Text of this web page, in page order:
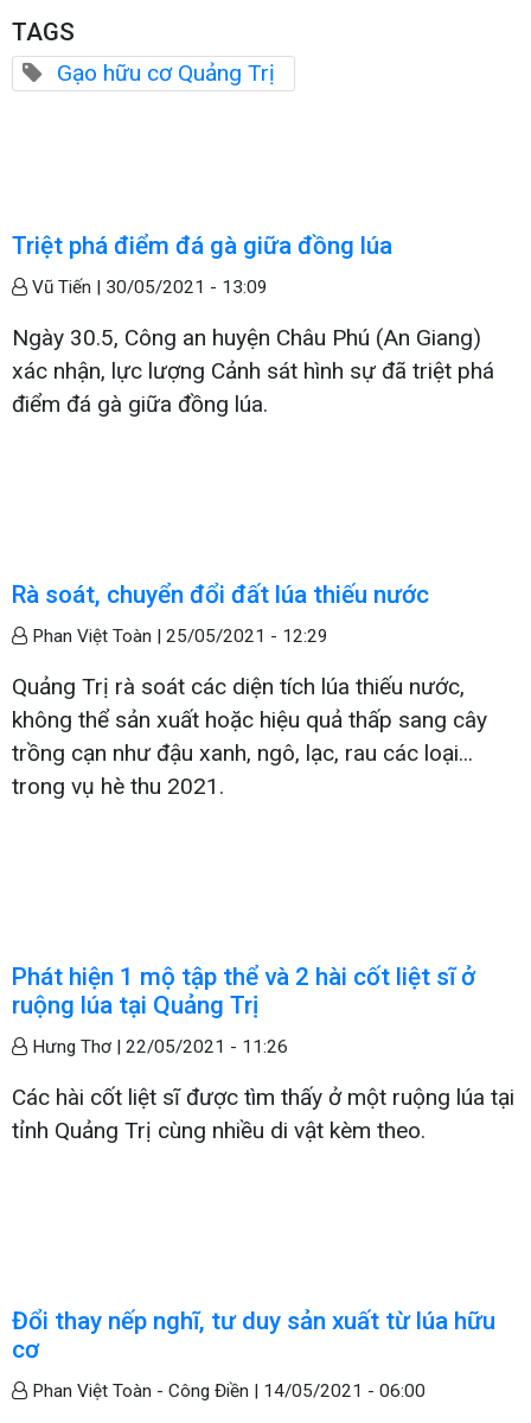
TAGS
Gạo hữu cơ Quảng Trị
Triệt phá điểm đá gà giữa đồng lúa
Vũ Tiến | 30/05/2021 - 13:09
Ngày 30.5, Công an huyện Châu Phú (An Giang)
xác nhận, lực lượng Cảnh sát hình sự đã triệt phá
điểm đá gà giữa đồng lúa.
Rà soát, chuyển đổi đất lúa thiếu nước
Phan Việt Toàn | 25/05/2021 - 12:29
Quảng Trị rà soát các diện tích lúa thiếu nước,
không thể sản xuất hoặc hiệu quả thấp sang cây
trồng cạn như đậu xanh, ngô, lạc, rau các loại...
trong vụ hè thu 2021.
Phát hiện 1 mộ tập thể và 2 hài cốt liệt sĩ ở
ruộng lúa tại Quảng Trị
Hưng Thơ | 22/05/2021 - 11:26
Các hài cốt liệt sĩ được tìm thấy ở một ruộng lúa tại
tỉnh Quảng Trị cùng nhiều di vật kèm theo.
Đổi thay nếp nghĩ, tư duy sản xuất từ lúa hữu
cơ
Phan Việt Toàn - Công Điền | 14/05/2021 - 06:00